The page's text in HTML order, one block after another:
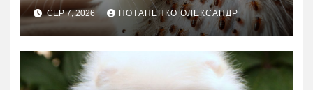
СЕР 7, 2026 ПОТАПЕНКО ОЛЕКСАНДР